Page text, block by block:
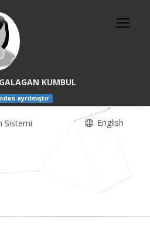
KUMBUL
ayrılmıştır
Sistemi English